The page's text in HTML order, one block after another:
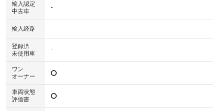
輸入認定
中古車
-
輸入経路 -
登録済
未使用車
-
ワン
オーナー
車両状態
評価書